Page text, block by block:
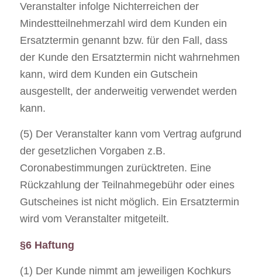
Veranstalter infolge Nichterreichen der
Mindestteilnehmerzahl wird dem Kunden ein
Ersatztermin genannt bzw. für den Fall, dass
der Kunde den Ersatztermin nicht wahrnehmen
kann, wird dem Kunden ein Gutschein
ausgestellt, der anderweitig verwendet werden
kann.
(5) Der Veranstalter kann vom Vertrag aufgrund
der gesetzlichen Vorgaben z.B.
Coronabestimmungen zurücktreten. Eine
Rückzahlung der Teilnahmegebühr oder eines
Gutscheines ist nicht möglich. Ein Ersatztermin
wird vom Veranstalter mitgeteilt.
§6 Haftung
(1) Der Kunde nimmt am jeweiligen Kochkurs